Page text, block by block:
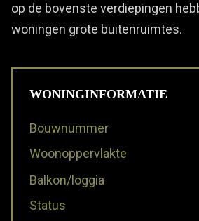
op de bovenste verdiepingen
woningen grote buitenruimtes.
WONINGINFORMATIE
Bouwnummer
Woonoppervlakte
Balkon/loggia
Status